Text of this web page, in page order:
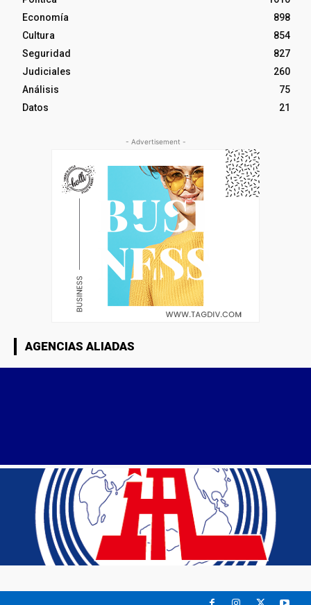
Economía
898
Cultura
854
Seguridad
827
Judiciales
260
Análisis
75
Datos
21
- Advertisement -
AGENCIAS ALIADAS